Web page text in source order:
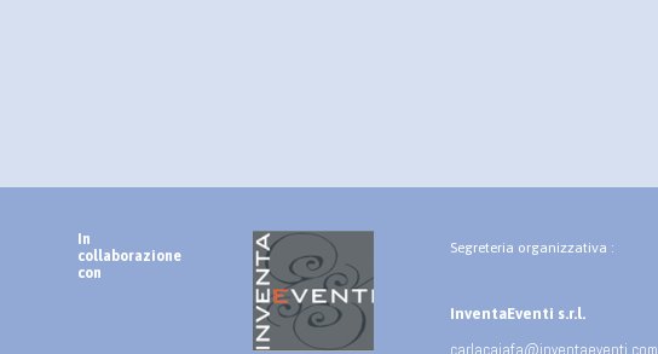
In
collaborazione
con
Segreteria organizzativa :
InventaEventi s.r.l.